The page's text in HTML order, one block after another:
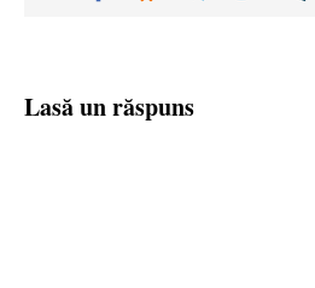
Lasă un răspuns